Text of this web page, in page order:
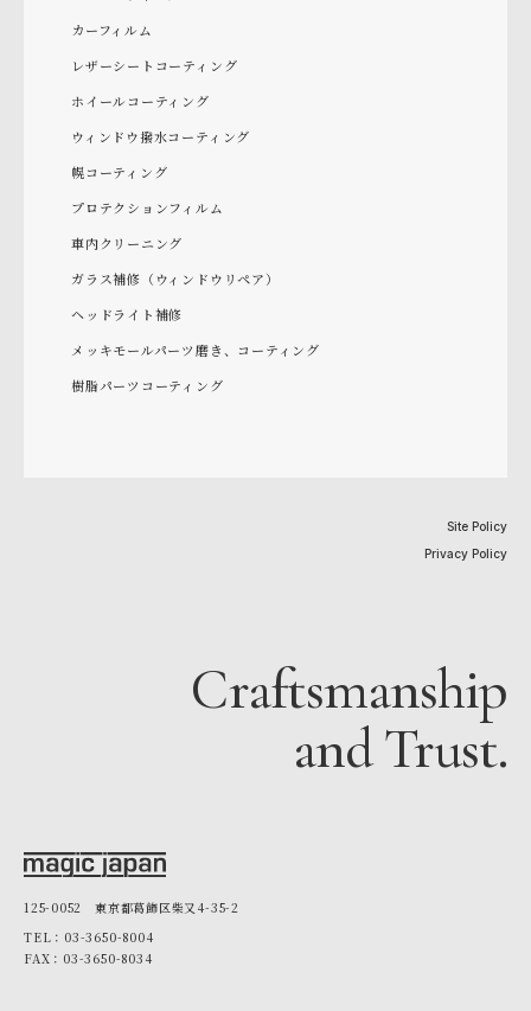
カーフィルム
レザーシートコーティング
ホイールコーティング
ウィンドウ撥水コーティング
幌コーティング
プロテクションフィルム
車内クリーニング
ガラス補修（ウィンドウリペア）
ヘッドライト補修
メッキモールパーツ磨き、コーティング
樹脂パーツコーティング
Site Policy
Privacy Policy
Craftsmanship
and Trust.
125-0052 東京都葛飾区柴又4-35-2
TEL：03-3650-8004
FAX：03-3650-8034